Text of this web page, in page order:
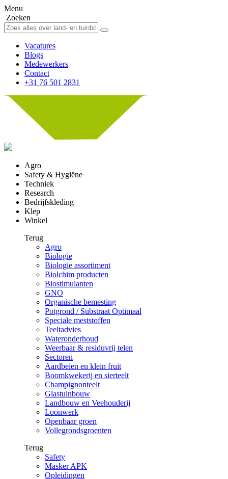
Menu
Zoeken
Vacatures
Blogs
Medewerkers
Contact
+31 76 501 2831
Agro
Safety & Hygiëne
Techniek
Research
Bedrijfskleding
Klep
Winkel
Terug
Agro
Biologie
Biologie assortiment
Biolchim producten
Biostimulanten
GNO
Organische bemesting
Potgrond / Substraat Optimaal
Speciale meststoffen
Teeltadvies
Wateronderhoud
Weerbaar & residuvrij telen
Sectoren
Aardbeien en klein fruit
Boomkwekerij en sierteelt
Champignonteelt
Glastuinbouw
Landbouw en Veehouderij
Loonwerk
Openbaar groen
Vollegrondsgroenten
Terug
Safety
Masker APK
Opleidingen